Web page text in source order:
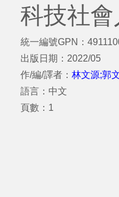
科技社
統一編號GPN：
出版日期：2022/05
作/編/譯者： 林文源;郭
語言：中文
頁數：1